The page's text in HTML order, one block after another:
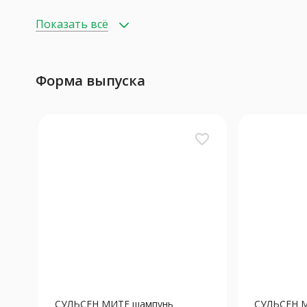
Показать всё
Форма выпуска
favorite_border
СУЛЬСЕН МИТЕ шампунь
СУЛЬСЕН